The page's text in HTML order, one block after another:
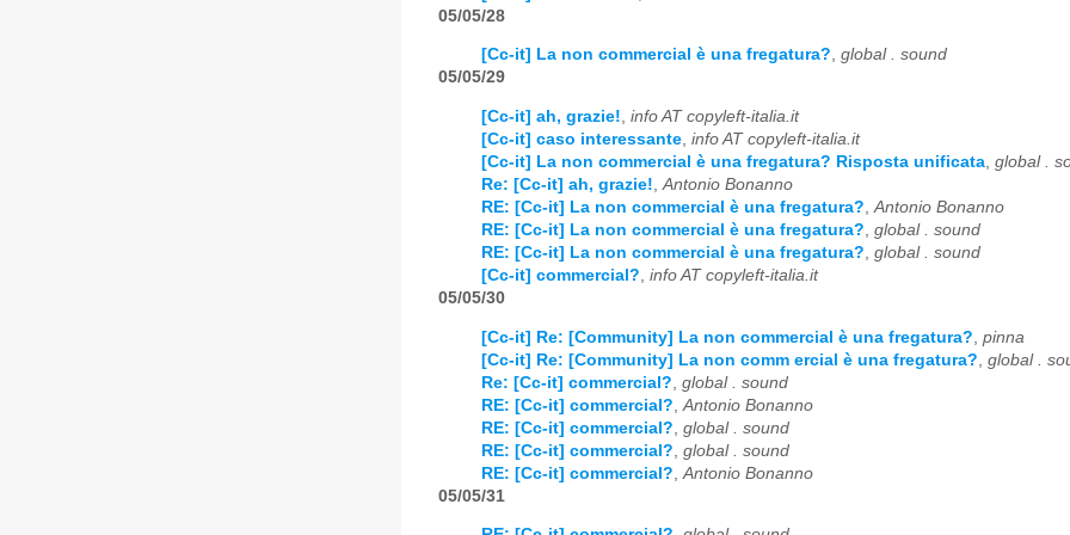
05/05/28
[Cc-it] La non commercial è una fregatura?, global . sound
05/05/29
[Cc-it] ah, grazie! info AT copyleft-italia.it
[Cc-it] caso interessante info AT copyleft-italia.it
[Cc-it] La non commercial è una fregatura? Risposta unificata global .
Re: [Cc-it] ah, grazie! Antonio Bonanno
RE: [Cc-it] La non commercial è una fregatura? Antonio Bonanno
RE: [Cc-it] La non commercial è una fregatura? global . sound
RE: [Cc-it] La non commercial è una fregatura? global . sound
[Cc-it] commercial? info AT copyleft-italia.it
05/05/30
[Cc-it] Re: [Community] La non commercial è una fregatura? pinna
[Cc-it] Re: [Community] La non comm ercial è una fregatura? global .
Re: [Cc-it] commercial? global . sound
RE: [Cc-it] commercial? Antonio Bonanno
RE: [Cc-it] commercial? global . sound
RE: [Cc-it] commercial? global . sound
RE: [Cc-it] commercial? Antonio Bonanno
05/05/31